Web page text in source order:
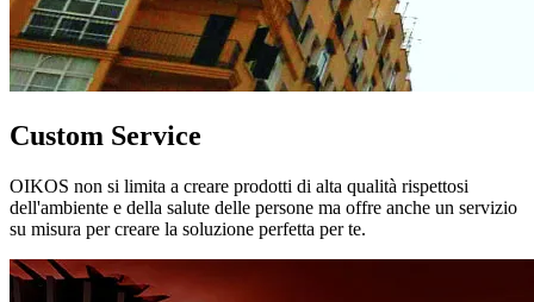
Custom Service
OIKOS non si limita a creare prodotti di alta qualità rispettosi
dell'ambiente e della salute delle persone ma offre anche un servizio
su misura per creare la soluzione perfetta per te.